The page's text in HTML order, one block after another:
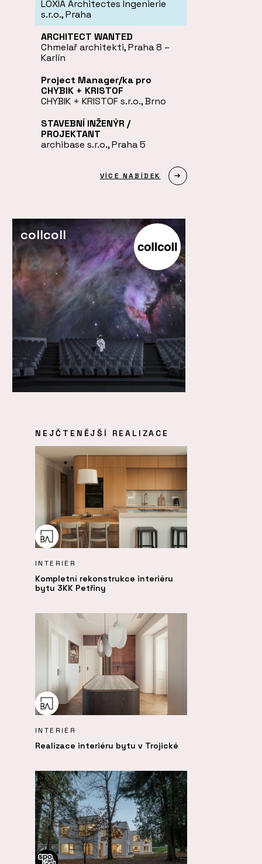
LOXIA Architectes Ingenierie
s.r.o., Praha
ARCHITECT WANTED
Chmelař architekti, Praha 8 –
Karlín
Project Manager/ka pro
CHYBIK + KRISTOF
CHYBIK + KRISTOF s.r.o., Brno
STAVEBNÍ INŽENÝR /
PROJEKTANT
archibase s.r.o., Praha 5
VÍCE NABÍDEK
collcoll
NEJČTENĚJŠÍ REALIZACE
INTERIÉR
Kompletní rekonstrukce interiéru
bytu 3KK Petřiny
INTERIÉR
Realizace interiéru bytu v Trojické